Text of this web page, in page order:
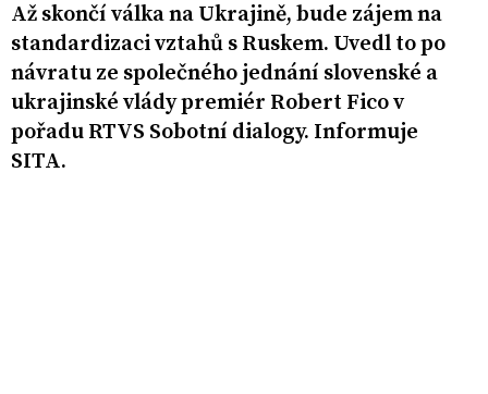
Až skončí válka na Ukrajině, bude zájem na
standardizaci vztahů s Ruskem. Uvedl to po
návratu ze společného jednání slovenské a
ukrajinské vlády premiér Robert Fico v
pořadu RTVS Sobotní dialogy. Informuje
SITA.